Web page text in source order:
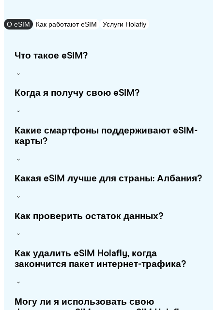
О eSIM Как работают eSIM Услуги Holafly
Что такое eSIM?
Когда я получу свою eSIM?
Какие смартфоны поддерживают eSIM-
карты?
Какая eSIM лучше для страны: Албания?
Как проверить остаток данных?
Как удалить eSIM Holafly, когда
закончится пакет интернет-трафика?
Могу ли я использовать свою